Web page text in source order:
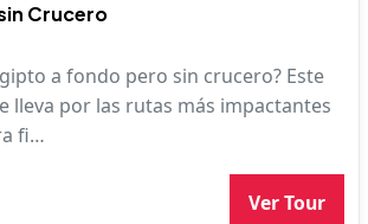
Crucero
a fondo pero sin crucero? Este
lleva por las rutas más impactantes
fi…
Ver Tour